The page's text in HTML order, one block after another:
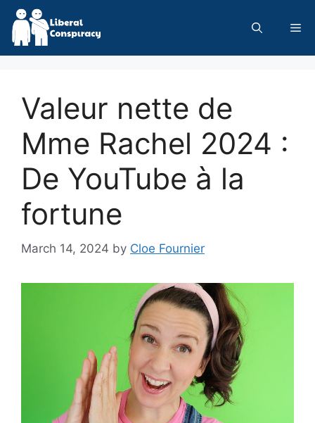
Skip
content
Valeur nette de
Mme Rachel 2024 :
De YouTube à la
fortune
March 14, 2024 by Cloe Fournier